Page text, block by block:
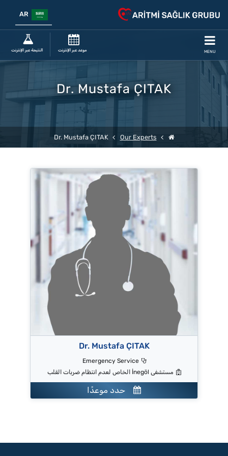
MENU موعد عبر الإنترنت النتيجة عبر الإنترنت
Dr. Mustafa ÇITAK
Our Experts
Dr. Mustafa ÇITAK
Dr. Mustafa ÇITAK
Emergency Service
مستشفى İnegöl الخاص لعدم انتظام ضربات القلب
حدد موعدًا